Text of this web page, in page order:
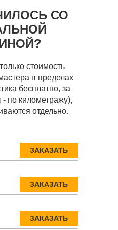
СО
стоимость
в пределах
бесплатно, за
по километражу),
отдельно.
ЗАКАЗАТЬ
ЗАКАЗАТЬ
ЗАКАЗАТЬ